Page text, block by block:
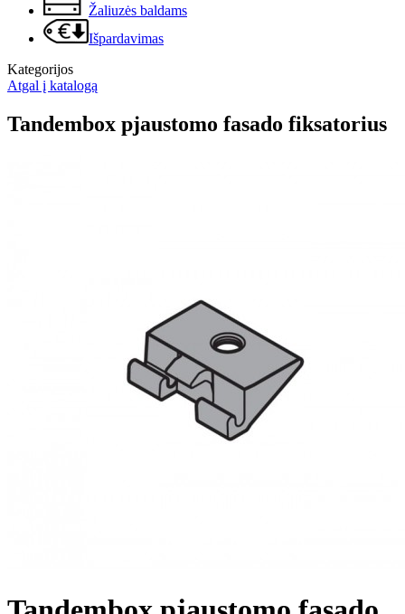
Žaliuzės baldams
Išpardavimas
Kategorijos
Atgal į katalogą
Tandembox pjaustomo fasado fiksatorius